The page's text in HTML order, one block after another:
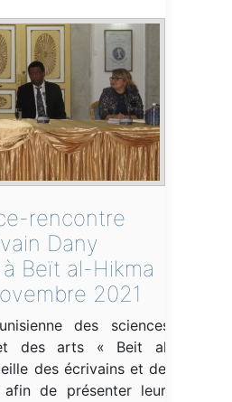
rencontre
Dany
Beït al-Hikma
2021
des sciences,
des arts « Beit al-
des écrivains et des
de présenter leurs